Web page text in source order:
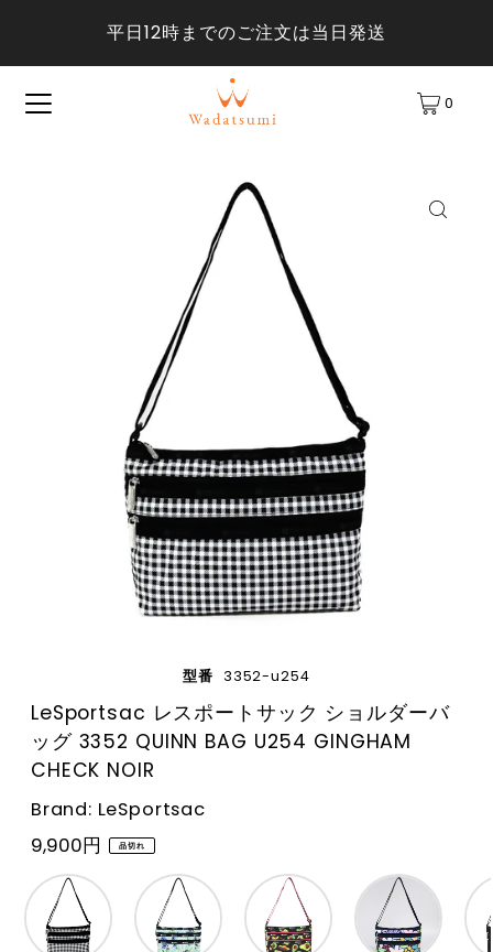
平日12時までのご注文は当日発送
0
型番 3352-u254
LeSportsac レスポートサック ショルダーバ
ッグ 3352 QUINN BAG U254 GINGHAM
CHECK NOIR
Brand: LeSportsac
9,900円 品切れ